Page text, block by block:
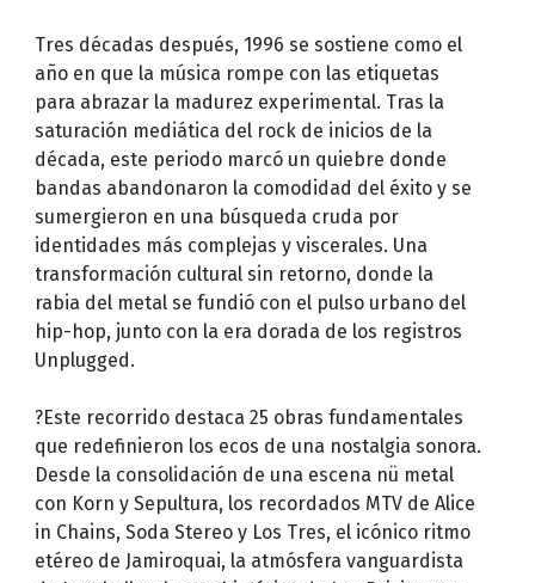
Tres décadas después, 1996 se sostiene como el
año en que la música rompe con las etiquetas
para abrazar la madurez experimental. Tras la
saturación mediática del rock de inicios de la
década, este periodo marcó un quiebre donde
bandas abandonaron la comodidad del éxito y se
sumergieron en una búsqueda cruda por
identidades más complejas y viscerales. Una
transformación cultural sin retorno, donde la
rabia del metal se fundió con el pulso urbano del
hip-hop, junto con la era dorada de los registros
Unplugged.
?Este recorrido destaca 25 obras fundamentales
que redefinieron los ecos de una nostalgia sonora.
Desde la consolidación de una escena nü metal
con Korn y Sepultura, los recordados MTV de Alice
in Chains, Soda Stereo y Los Tres, el icónico ritmo
etéreo de Jamiroquai, la atmósfera vanguardista